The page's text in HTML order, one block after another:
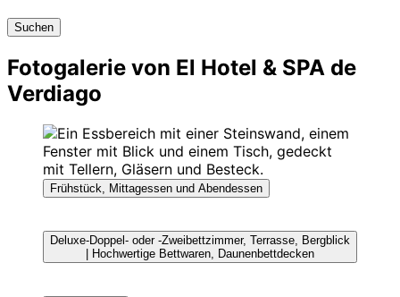
Suchen
Fotogalerie von El Hotel & SPA de
Verdiago
Frühstück, Mittagessen und Abendessen
Deluxe-Doppel- oder -Zweibettzimmer, Terrasse, Bergblick
| Hochwertige Bettwaren, Daunenbettdecken